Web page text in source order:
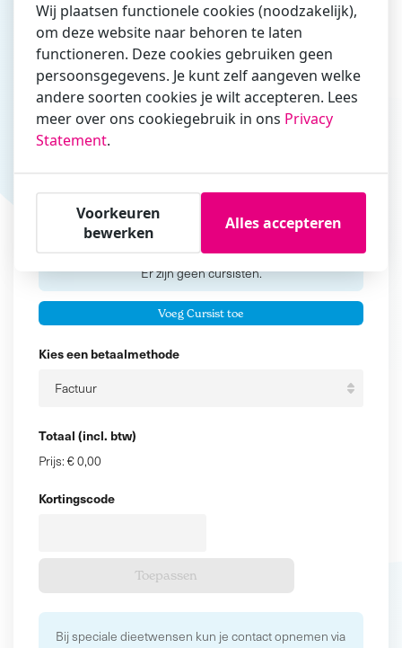
Vul hier bij voorkeur het e-mailadres in waarmee je
zakelijk/administratief correspondeert
Is de contactpersoon ook een cursist?
Ja
Cursisten
Voeg cursisten toe
Voornaam
Tussenvoegsel
Er zijn geencursisten.
Voeg Cursist toe
Kies een betaalmethode
Totaal (incl. btw)
Prijs: € 0,00
Kortingscode
Bij speciale dieetwensen kun je contact opnemen via
Wij plaatsen functionele cookies (noodzakelijk),
om deze website naar behoren te laten
functioneren. Deze cookies gebruiken geen
persoonsgegevens. Je kunt zelf aangeven welke
andere soorten cookies je wilt accepteren. Lees
meer over ons cookiegebruik in ons Privacy
Statement.
Voorkeuren
bewerken
Alles accepteren